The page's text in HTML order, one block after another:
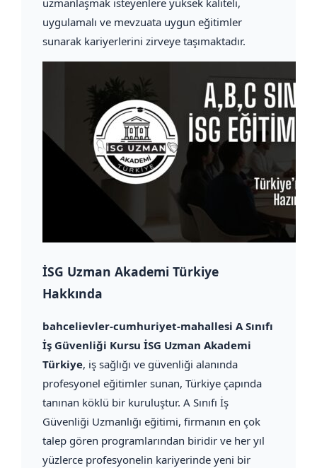
uzmanlaşmak isteyenlere yüksek kaliteli,
uygulamalı ve mevzuata uygun eğitimler
sunarak kariyerlerini zirveye taşımaktadır.
İSG Uzman Akademi Türkiye
Hakkında
bahcelievler-cumhuriyet-mahallesi A Sınıfı
İş Güvenliği Kursu İSG Uzman Akademi
Türkiye, iş sağlığı ve güvenliği alanında
profesyonel eğitimler sunan, Türkiye çapında
tanınan köklü bir kuruluştur. A Sınıfı İş
Güvenliği Uzmanlığı eğitimi, firmanın en çok
talep gören programlarından biridir ve her yıl
yüzlerce profesyonelin kariyerinde yeni bir